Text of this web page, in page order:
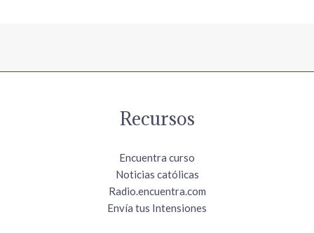
Recursos
Encuentra curso
Noticias católicas
Radio.encuentra.com
Envía tus Intensiones